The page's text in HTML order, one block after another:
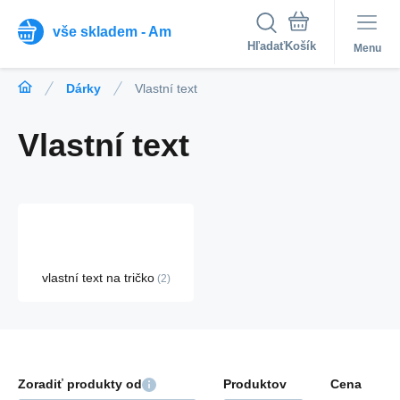
vše skladem - Am
Hľadať Menu
Dárky Vlastní text
Vlastní text
vlastní text na tričko 2
Zoradiť produkty od Produktov Cena